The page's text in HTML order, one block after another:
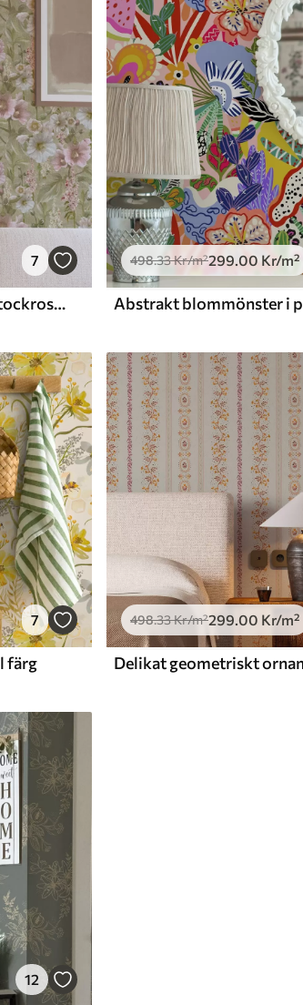
435 .00Kr/m²
7
Romantiska rosa och vita stockrosor på dämpad grönska
498.33Kr/m²299.00 Kr/m²
Abstrakt blommönster i
7
färg
498.33Kr/m²299.00 Kr/m²
12